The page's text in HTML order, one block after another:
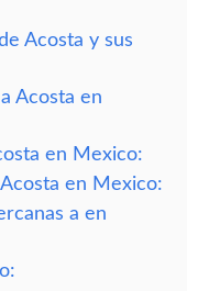
Acosta y sus
Acosta en
en Mexico:
en Mexico:
a en